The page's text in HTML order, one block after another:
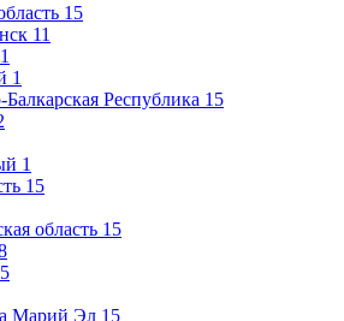
15
11
1
1
Республика 15
1
15
область 15
5
Марий Эл 15